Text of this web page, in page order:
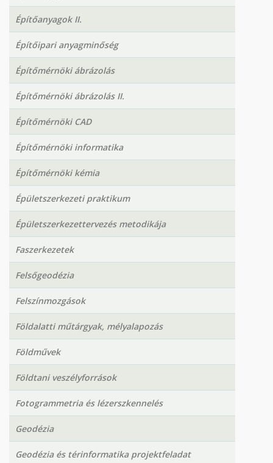
Építőanyagok II.
Építőipari anyagminőség
Építőmérnöki ábrázolás
Építőmérnöki ábrázolás II.
Építőmérnöki CAD
Építőmérnöki informatika
Építőmérnöki kémia
Épületszerkezeti praktikum
Épületszerkezettervezés metodikája
Faszerkezetek
Felsőgeodézia
Felszínmozgások
Földalatti műtárgyak, mélyalapozás
Földművek
Földtani veszélyforrások
Fotogrammetria és lézerszkennelés
Geodézia
Geodézia és térinformatika projektfeladat